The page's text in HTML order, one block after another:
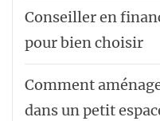
Conseiller en
pour bien choisir
Comment
dans un petit